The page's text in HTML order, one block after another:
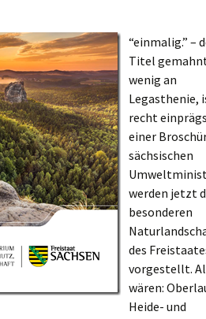
“einmalig.” –
Titel
wenig an
Legasthenie,
recht
einer
sächsischen
werden jetzt
besonderen
des
vorgestellt.
wären:
Heide- und